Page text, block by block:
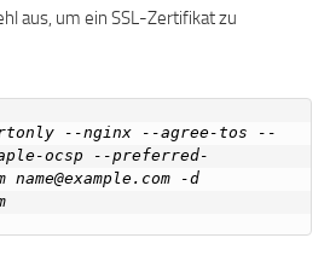
aus, um ein SSL-Zertifikat zu
--nginx --agree-tos --
ocsp --preferred-
-d